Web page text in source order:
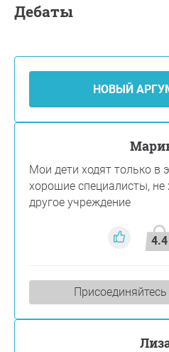
дебаты
НОВЫЙ
Мои дети ходят только в
хорошие специалисты, не
другое учреждение
4.4